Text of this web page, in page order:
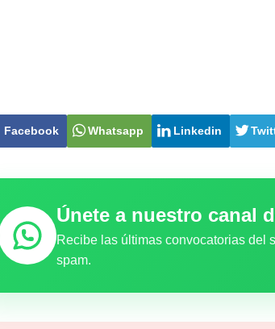
Facebook Whatsapp Linkedin
Únete a nuestro canal
Recibe las últimas convocatorias del
spam.